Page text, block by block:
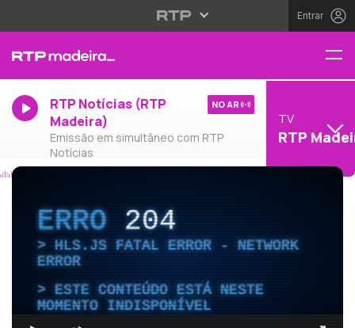
Entrar
RTP Notícias (RTP
Madeira)
Emissão em simultâneo com RTP
Notícias
NO AR
TV
RTP
ERRO204
HLS.JS FATAL ERROR - NETWORK
ERROR
ESTE CONTEÚDO ESTÁ NESTE
MOMENTO INDISPONÍVEL